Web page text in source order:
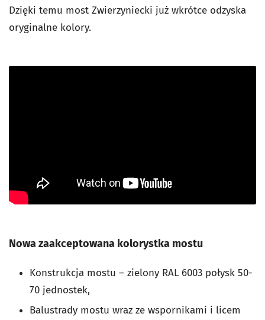
Dzięki temu most Zwierzyniecki już wkrótce odzyska
oryginalne kolory.
Nowa zaakceptowana kolorystka mostu
Konstrukcja mostu – zielony RAL 6003 połysk 50-
70 jednostek,
Balustrady mostu wraz ze wspornikami i licem